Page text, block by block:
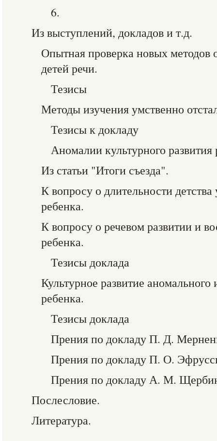
6.
Из выступлений, докладов и т.д.
Опытная проверка новых методов
детей речи.
Тезисы
Методы изучения умственно
Тезисы к докладу
Аномалии культурного развития
Из статьи "Итоги съезда".
К вопросу о длительности детства
ребенка.
К вопросу о речевом развитии и
ребенка.
Тезисы доклада
Культурное развитие
ребенка.
Тезисы доклада
Прения по докладу П. Д.
Прения по докладу П. О.
Прения по докладу А. М.
Послесловие.
Литература.